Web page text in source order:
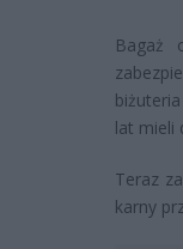
Bagaż
lat mieli
Teraz
karny